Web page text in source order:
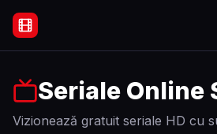
Filme Online Subtitrate - Acasă
Seriale Online
Vizionează gratuit seriale HD cu